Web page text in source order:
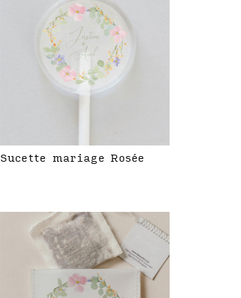
Sucette mariage Rosée